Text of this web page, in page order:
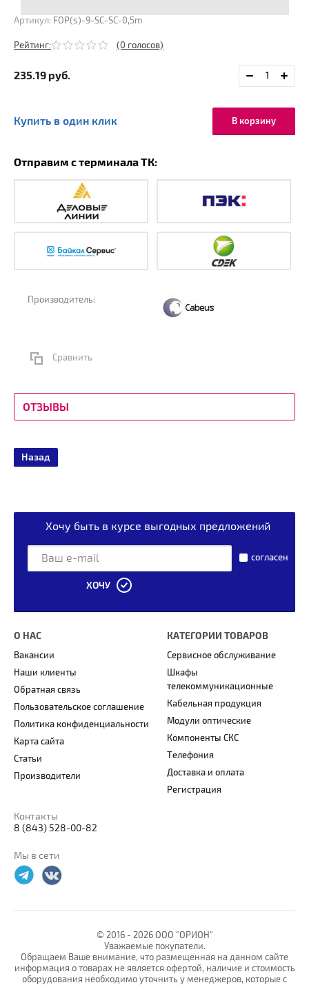
Артикул: FOP(s)-9-SC-SC-0,5m
Рейтинг: (0 голосов)
235.19 руб.
Купить в один клик В корзину
Отправим с терминала ТК:
Производитель:
Сравнить
ОТЗЫВЫ
Назад
Хочу быть в курсе выгодных предложений
согласен
ХОЧУ
О НАС
Вакансии
Наши клиенты
Обратная связь
Пользовательское соглашение
Политика конфиденциальности
Карта сайта
Статьи
Производители
КАТЕГОРИИ ТОВАРОВ
Сервисное обслуживание
Шкафы
телекоммуникационные
Кабельная продукция
Модули оптические
Компоненты СКС
Телефония
Доставка и оплата
Регистрация
Контакты
8 (843) 528-00-82
Мы в сети
© 2016 - 2026 ООО "ОРИОН"
Уважаемые покупатели.
Обращаем Ваше внимание, что размещенная на данном сайте
информация о товарах не является офертой, наличие и стоимость
оборудования необходимо уточнить у менеджеров, которые с